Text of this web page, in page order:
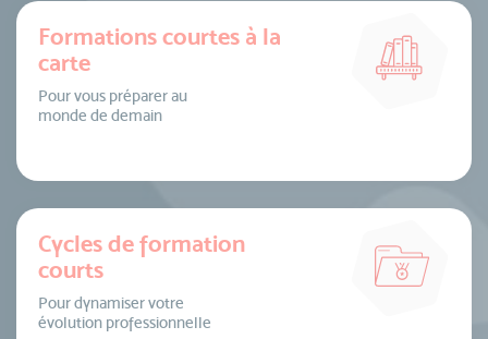
Formations courtes à la
carte
Pour vous préparer au
monde de demain
Cycles de formation
courts
Pour dynamiser votre
évolution professionnelle